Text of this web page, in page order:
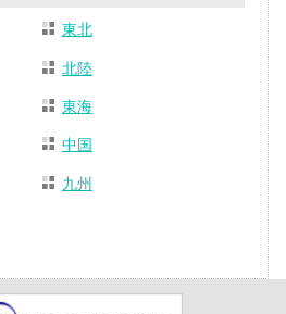
東北
北陸
東海
中国
九州